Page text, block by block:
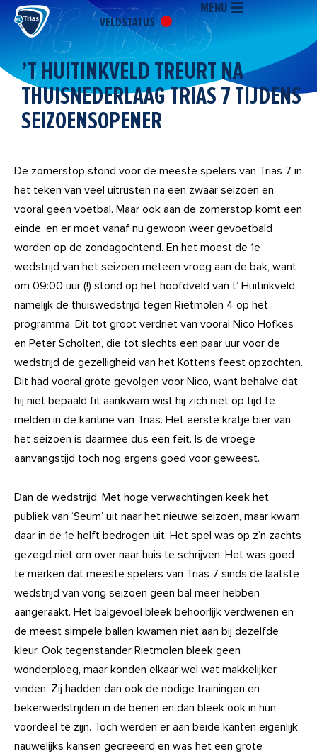
naar
inhoud
VELDSTATUS
MENU
’T HUITINKVELD TREURT NA
THUISNEDERLAAG TRIAS 7 TIJDENS
SEIZOENSOPENER
De zomerstop stond voor de meeste spelers van Trias 7 in
het teken van veel uitrusten na een zwaar seizoen en
vooral geen voetbal. Maar ook aan de zomerstop komt een
einde, en er moet vanaf nu gewoon weer gevoetbald
worden op de zondagochtend. En het moest de 1e
wedstrijd van het seizoen meteen vroeg aan de bak, want
om 09:00 uur (!) stond op het hoofdveld van t’ Huitinkveld
namelijk de thuiswedstrijd tegen Rietmolen 4 op het
programma. Dit tot groot verdriet van vooral Nico Hofkes
en Peter Scholten, die tot slechts een paar uur voor de
wedstrijd de gezelligheid van het Kottens feest opzochten.
Dit had vooral grote gevolgen voor Nico, want behalve dat
hij niet bepaald fit aankwam wist hij zich niet op tijd te
melden in de kantine van Trias. Het eerste kratje bier van
het seizoen is daarmee dus een feit. Is de vroege
aanvangstijd toch nog ergens goed voor geweest.
Dan de wedstrijd. Met hoge verwachtingen keek het
publiek van ‘Seum’ uit naar het nieuwe seizoen, maar kwam
daar in de 1e helft bedrogen uit. Het spel was op z’n zachts
gezegd niet om over naar huis te schrijven. Het was goed
te merken dat meeste spelers van Trias 7 sinds de laatste
wedstrijd van vorig seizoen geen bal meer hebben
aangeraakt. Het balgevoel bleek behoorlijk verdwenen en
de meest simpele ballen kwamen niet aan bij dezelfde
kleur. Ook tegenstander Rietmolen bleek geen
wonderploeg, maar konden elkaar wel wat makkelijker
vinden. Zij hadden dan ook de nodige trainingen en
bekerwedstrijden in de benen en dan bleek ook in hun
voordeel te zijn. Toch werden er aan beide kanten eigenlijk
nauwelijks kansen gecreeerd en was het een grote